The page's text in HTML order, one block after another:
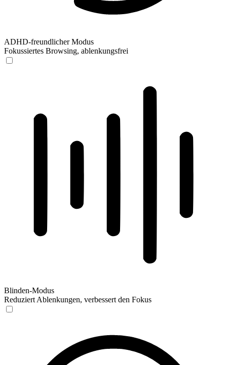
ADHD-freundlicher Modus
Fokussiertes Browsing, ablenkungsfrei
Blinden-Modus
Reduziert Ablenkungen, verbessert den Fokus